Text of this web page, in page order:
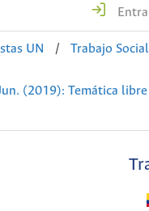
UN /
Trabajo Social
(2019): Temática libre